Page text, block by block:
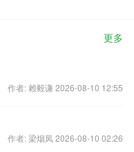
更多
作者: 赖毅谦 2026-08-10 12:55
作者: 梁烟凤 2026-08-10 02:26